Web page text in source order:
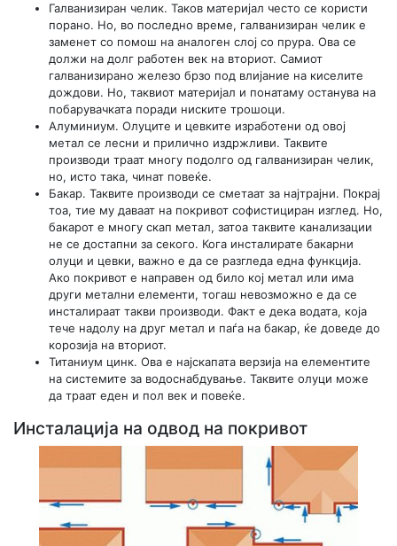
Галванизиран челик. Таков материјал често се користи
порано. Но, во последно време, галванизиран челик е
заменет со помош на аналоген слој со прура. Ова се
должи на долг работен век на вториот. Самиот
галванизирано железо брзо под влијание на киселите
дождови. Но, таквиот материјал и понатаму останува на
побарувачката поради ниските трошоци.
Алуминиум. Олуците и цевките изработени од овој
метал се лесни и прилично издржливи. Таквите
производи траат многу подолго од галванизиран челик,
но, исто така, чинат повеќе.
Бакар. Таквите производи се сметаат за најтрајни. Покрај
тоа, тие му даваат на покривот софистициран изглед. Но,
бакарот е многу скап метал, затоа таквите канализации
не се достапни за секого. Кога инсталирате бакарни
олуци и цевки, важно е да се разгледа една функција.
Ако покривот е направен од било кој метал или има
други метални елементи, тогаш невозможно е да се
инсталираат такви производи. Факт е дека водата, која
тече надолу на друг метал и паѓа на бакар, ќе доведе до
корозија на вториот.
Титаниум цинк. Ова е најскапата верзија на елементите
на системите за водоснабдување. Таквите олуци може
да траат еден и пол век и повеќе.
Инсталација на одвод на покривот